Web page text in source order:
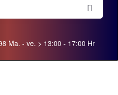
Ma. - ve. > 13:00 - 17:00 Hr